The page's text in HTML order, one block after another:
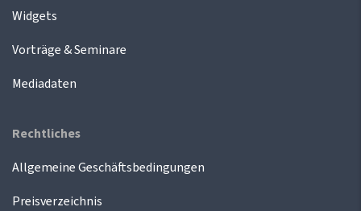
Widgets
Vorträge & Seminare
Mediadaten
Rechtliches
Allgemeine Geschäftsbedingungen
Preisverzeichnis